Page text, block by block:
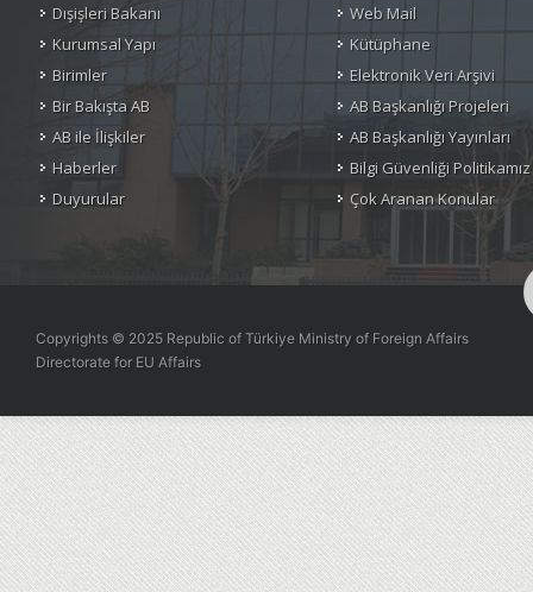
Dışişleri Bakanı
Kurumsal Yapı
Birimler
Bir Bakışta AB
AB ile İlişkiler
Haberler
Duyurular
Web Mail
Kütüphane
Elektronik Veri Arşivi
AB Başkanlığı Projeleri
AB Başkanlığı Yayınları
Bilgi Güvenliği Politikamız
Çok Aranan Konular
Copyrights © 2025 Republic of Türkiye Ministry of Foreign Affairs
Directorate for EU Affairs